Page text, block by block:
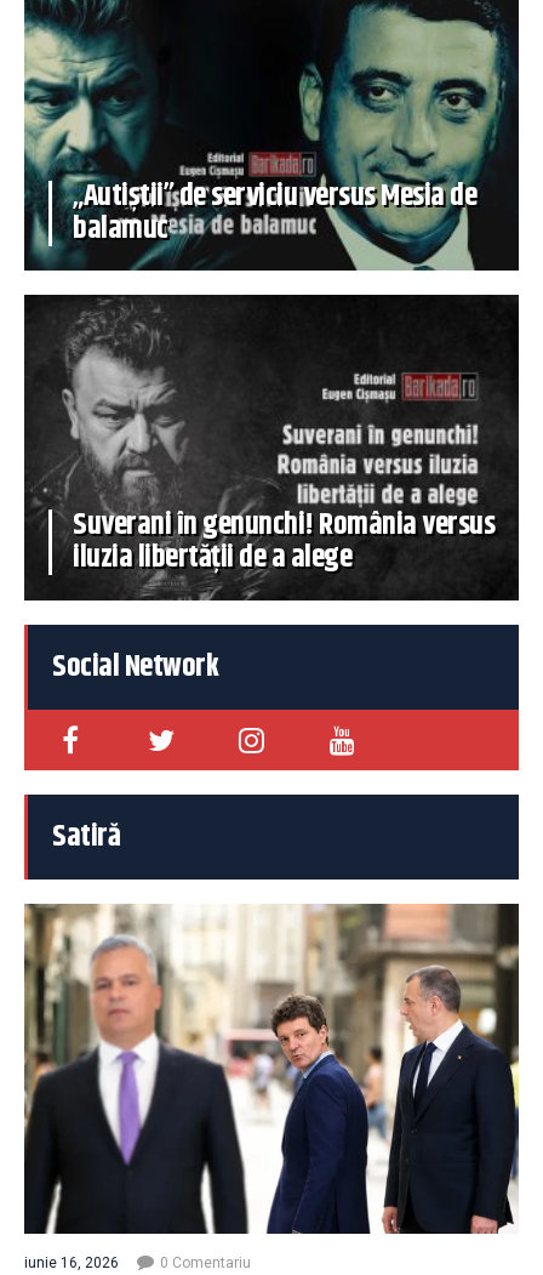
„Autiștii” de serviciu versus Mesia de
balamuc
Suverani în genunchi! România versus
iluzia libertății de a alege
Social Network
Satiră
iunie 16, 2026 0 Comentariu